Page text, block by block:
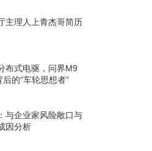
主理人上青杰哥简历
布式电驱，问界M9
的“车轮思想者”
与企业家风险敞口与
因分析